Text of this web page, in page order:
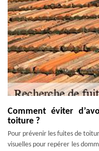
Comment éviter
toiture ?
Pour prévenir les fuites de
visuelles pour repérer les